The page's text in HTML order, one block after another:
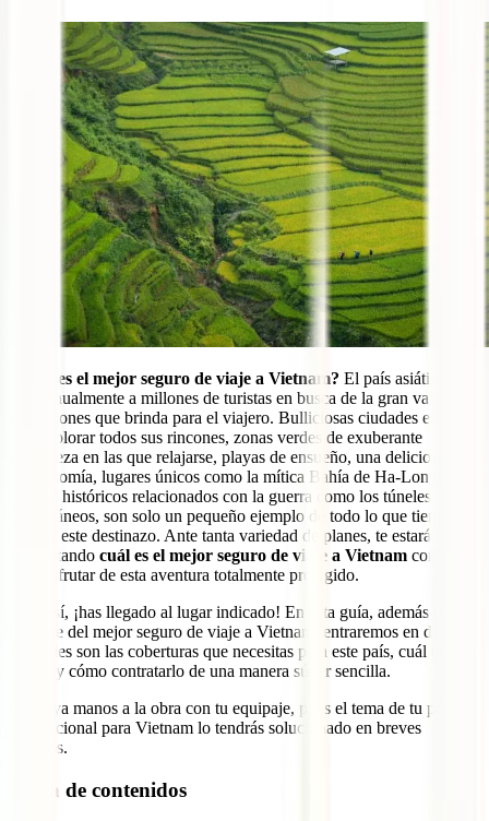
¿Cuál es el mejor seguro de viaje a Vietnam? El país asiático
atrae anualmente a millones de turistas en busca de la gran variedad
de opciones que brinda para el viajero. Bulliciosas ciudades en las
que explorar todos sus rincones, zonas verdes de exuberante
naturaleza en las que relajarse, playas de ensueño, una deliciosa
gastronomía, lugares únicos como la mítica Bahía de Ha-Long o
lugares históricos relacionados con la guerra como los túneles
subterráneos, son solo un pequeño ejemplo de todo lo que tiene por
ofrecer este destinazo. Ante tanta variedad de planes, te estarás
preguntando cuál es el mejor seguro de viaje a Vietnam con el
que disfrutar de esta aventura totalmente protegido.
Si es así, ¡has llegado al lugar indicado! En esta guía, además de
hablarte del mejor seguro de viaje a Vietnam, entraremos en detalle
en cuáles son las coberturas que necesitas para este país, cuál es su
precio y cómo contratarlo de una manera súper sencilla.
Ponte ya manos a la obra con tu equipaje, pues el tema de tu póliza
internacional para Vietnam lo tendrás solucionado en breves
minutos.
Tabla de contenidos